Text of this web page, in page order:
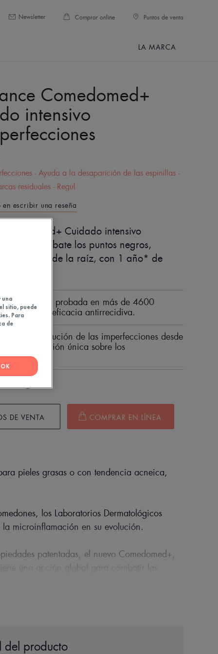
LA MARCA
Newsletter Comprar online Puntos de venta
Comedomed+
intensivo
- Ayuda a la desaparición de las espinillas -
residuales - Regul
escribir una reseña
Comedomed+ Cuidado intensivo
combate los puntos negros,
marcas desde la raíz, con 1 año* de
de Avene probada en más de 4600
1 año* de eficacia antirrecidiva.
de la evolución de las imperfecciones desde
a una acción única sobre los
DE VENTA COMPRAR EN LÍNEA
pieles grasas o con tendencia acneica,
los Laboratorios Dermatológicos
microinflamación en su evolución.
patentadas, el nuevo Comedomed+,
espinillas y marcas de acné con 1
del producto
una
sitio, puede
Para
de
OK